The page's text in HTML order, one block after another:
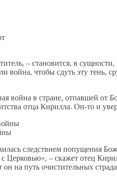
– становится, в
чтобы сдуть эту тень,
война в стране, отпавшей от
отца Кирилла. Он-то и
следствием попущения
Церковью», – скажет отец
он на путь очистительных